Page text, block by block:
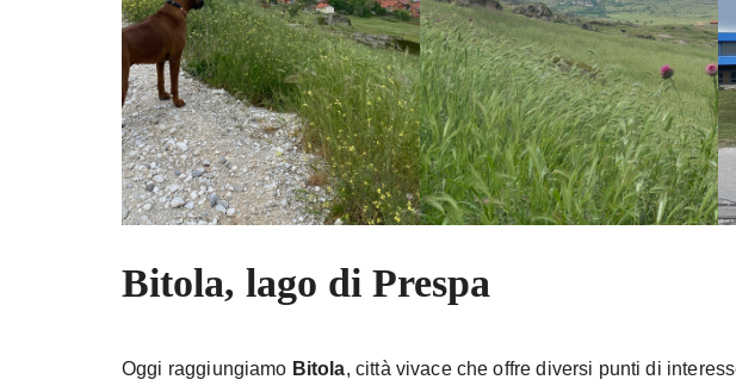
Bitola, lago di Prespa
Oggi raggiungiamo Bitola, città vivace che offre diversi punti di